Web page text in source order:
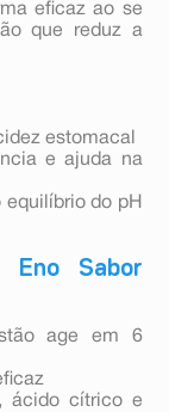
eficaz ao se
que reduz a
estomacal
e ajuda na
equilíbrio do pH
Eno Sabor
age em 6
ácido cítrico e